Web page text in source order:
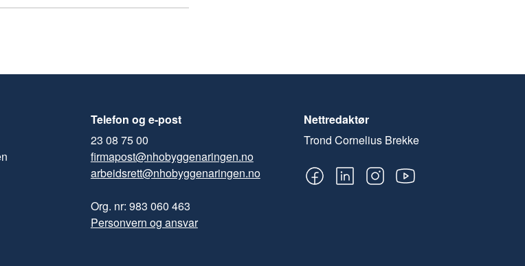
Telefon og e-post
23 08 75 00
firmapost@nhobyggenaringen.no
arbeidsrett@nhobyggenaringen.no
Org. nr: 983 060 463
Personvern og ansvar
Nettredaktør
Trond Cornelius Brekke